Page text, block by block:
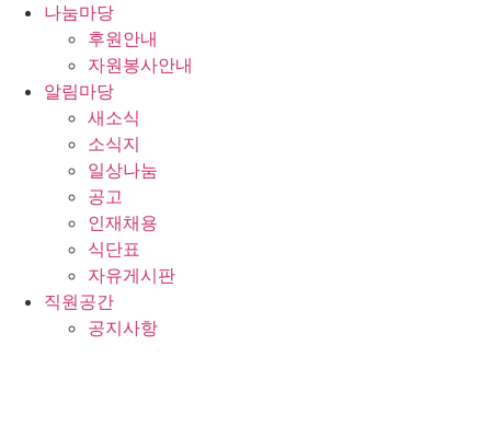
나눔마당
후원안내
자원봉사안내
알림마당
새소식
소식지
일상나눔
공고
인재채용
식단표
자유게시판
직원공간
공지사항